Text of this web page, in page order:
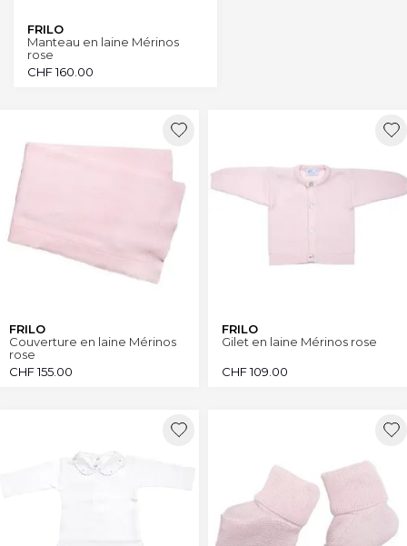
FRILO
Manteau en laine Mérinos
rose
CHF160.00
FRILO
Couverture en laine Mérinos
rose
CHF155.00
FRILO
Gilet en laine Mérinos rose
CHF109.00